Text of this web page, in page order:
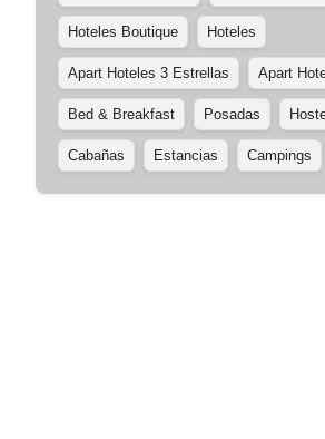
Hoteles Boutique Hoteles
Apart Hoteles 3 Estrellas Apart
Bed & Breakfast Posadas
Cabañas Estancias Campings